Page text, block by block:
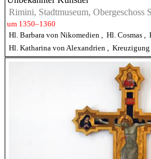
Rimini, Stadtmuseum, Obergeschoss
um 1350–1360
Hl. Barbara von Nikomedien , Hl. Cosmas ,
Hl. Katharina von Alexandrien ,